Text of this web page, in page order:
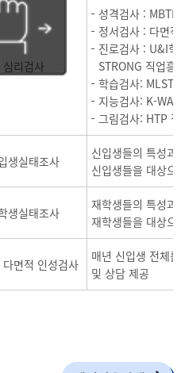
심리검사
성격검사 :
정서검사 : 다면
진로검사 : U&I
STRONG 직업
학습검사: MLST
지능검사: K-
그림검사: HTP
생실태조사
신입생들의 특성
신입생들을 대상으
생실태조사
재학생들의 특성
재학생들을 대상으
다면적 인성검사
매년 신입생 전체
및 상담 제공